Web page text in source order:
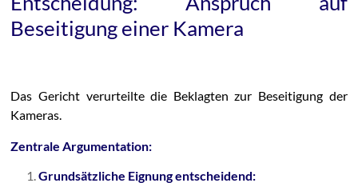
Beseitigung einer Kamera
Das Gericht verurteilte die Beklagten zur Beseitigung der
Kameras.
Zentrale Argumentation:
Grundsätzliche Eignung entscheidend: